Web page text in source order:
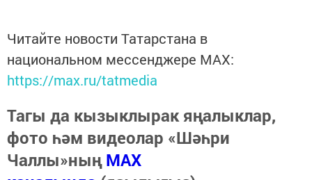
Читайте новости Татарстана в
национальном мессенджере MАХ:
https://max.ru/tatmedia
Тагы да кызыклырак яңалыклар,
фото һәм видеолар «Шәһри
Чаллы»ныңMAX